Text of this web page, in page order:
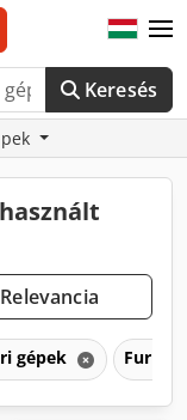
Keresés
Relevancia
gépek